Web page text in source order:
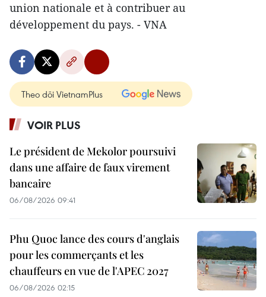
union nationale et à contribuer au
développement du pays. - VNA
Theo dõi VietnamPlus
VOIR PLUS
Le président de Mekolor poursuivi
dans une affaire de faux virement
bancaire
06/08/2026 09:41
Phu Quoc lance des cours d'anglais
pour les commerçants et les
chauffeurs en vue de l'APEC 2027
06/08/2026 02:15